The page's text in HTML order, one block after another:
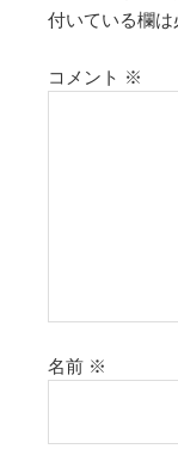
付いている欄
コメント ※
名前 ※